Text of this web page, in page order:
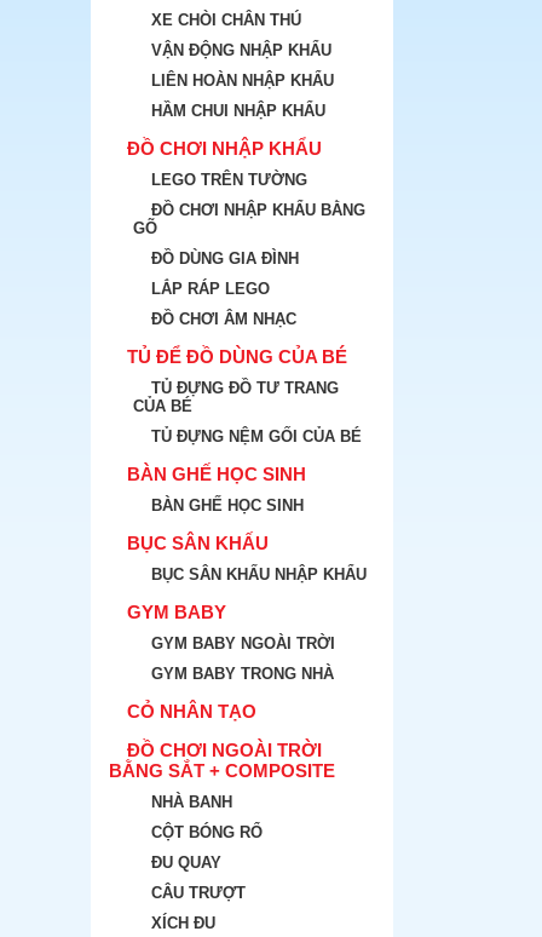
XE CHÒI CHÂN THÚ
VẬN ĐỘNG NHẬP KHẨU
LIÊN HOÀN NHẬP KHẨU
HẦM CHUI NHẬP KHẨU
ĐỒ CHƠI NHẬP KHẨU
LEGO TRÊN TƯỜNG
ĐỒ CHƠI NHẬP KHẨU BẰNG
GÕ
ĐỒ DÙNG GIA ĐÌNH
LẮP RÁP LEGO
ĐỒ CHƠI ÂM NHẠC
TỦ ĐỂ ĐỒ DÙNG CỦA BÉ
TỦ ĐỰNG ĐỒ TƯ TRANG
CỦA BÉ
TỦ ĐỰNG NỆM GỐI CỦA BÉ
BÀN GHẾ HỌC SINH
BÀN GHẾ HỌC SINH
BỤC SÂN KHẤU
BỤC SÂN KHẤU NHẬP KHẨU
GYM BABY
GYM BABY NGOÀI TRỜI
GYM BABY TRONG NHÀ
CỎ NHÂN TẠO
ĐỒ CHƠI NGOÀI TRỜI
BẰNG SẮT + COMPOSITE
NHÀ BANH
CỘT BÓNG RỔ
ĐU QUAY
CÂU TRƯỢT
XÍCH ĐU